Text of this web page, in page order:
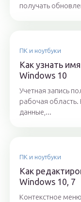
получать
ПК и ноутбуки
Как узнать
Windows 10
Учетная запись
рабочая
данные,...
ПК и ноутбуки
Как
Windows 10, 7
Контекстное